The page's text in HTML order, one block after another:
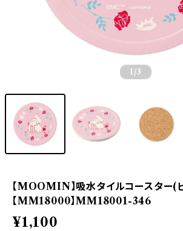
1 /3
【MOOMIN】吸水タイルコースター(
【MM18000】MM18001-346
¥1,100